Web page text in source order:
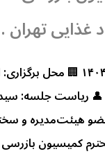
غذایی تهران
تاریخ: ۱۲ آذر ماه ۱۴۰۴ 🏢
👤 ریاست جلسه:
هیئت‌مدیره و
کمیسیون بازرسی